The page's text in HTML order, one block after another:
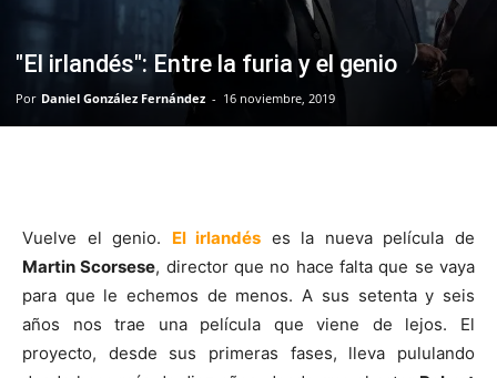
"El irlandés": Entre la furia y el genio
Por Daniel González Fernández - 16 noviembre, 2019
Vuelve el genio. El irlandés es la nueva película de
Martin Scorsese, director que no hace falta que se vaya
para que le echemos de menos. A sus setenta y seis
años nos trae una película que viene de lejos. El
proyecto, desde sus primeras fases, lleva pululando